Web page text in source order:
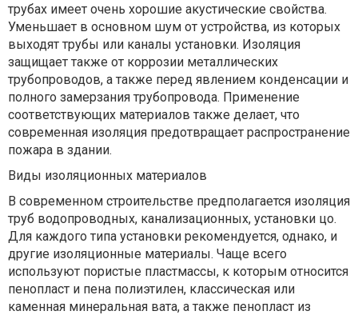
трубах имеет очень хорошие акустические свойства.
Уменьшает в основном шум от устройства, из которых
выходят трубы или каналы установки. Изоляция
защищает также от коррозии металлических
трубопроводов, а также перед явлением конденсации и
полного замерзания трубопровода. Применение
соответствующих материалов также делает, что
современная изоляция предотвращает распространение
пожара в здании.
Виды изоляционных материалов
В современном строительстве предполагается изоляция
труб водопроводных, канализационных, установки цо.
Для каждого типа установки рекомендуется, однако, и
другие изоляционные материалы. Чаще всего
используют пористые пластмассы, к которым относится
пенопласт и пена полиэтилен, классическая или
каменная минеральная вата, а также пенопласт из